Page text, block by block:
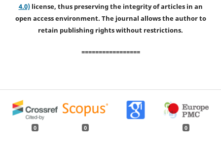
4.0)license, thus preserving the integrity of articles in an
open access environment. The journal allows the author to
retain publishing rights without restrictions.
=================
0 0 0